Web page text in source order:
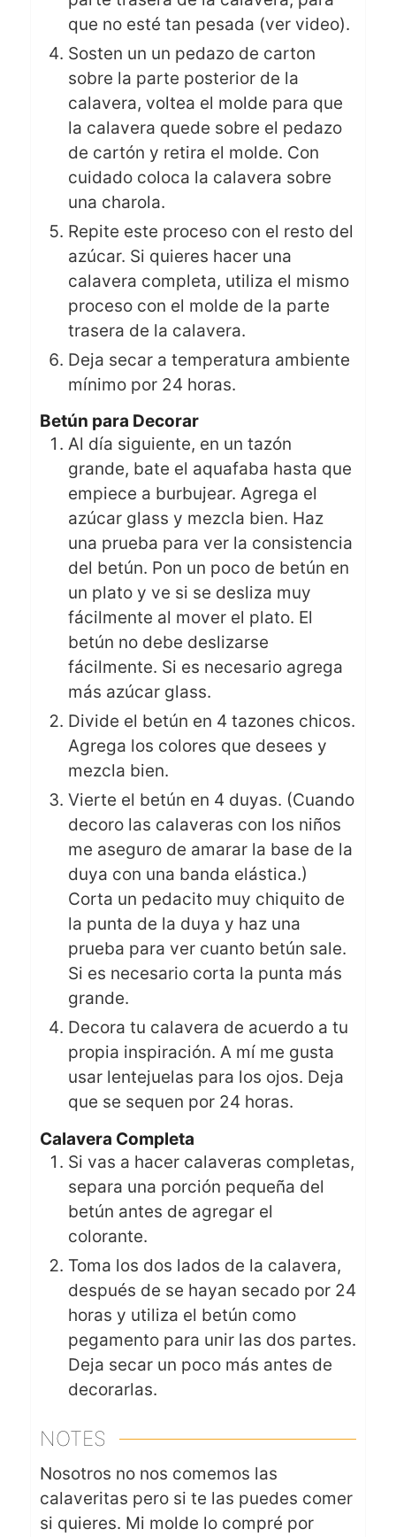
que no esté tan pesada (ver video).
Sosten un un pedazo de carton
sobre la parte posterior de la
calavera, voltea el molde para que
la calavera quede sobre el pedazo
de cartón y retira el molde. Con
cuidado coloca la calavera sobre
una charola.
Repite este proceso con el resto del
azúcar. Si quieres hacer una
calavera completa, utiliza el mismo
proceso con el molde de la parte
trasera de la calavera.
Deja secar a temperatura ambiente
mínimo por 24 horas.
Betún para Decorar
Al día siguiente, en un tazón
grande, bate el aquafaba hasta que
empiece a burbujear. Agrega el
azúcar glass y mezcla bien. Haz
una prueba para ver la consistencia
del betún. Pon un poco de betún en
un plato y ve si se desliza muy
fácilmente al mover el plato. El
betún no debe deslizarse
fácilmente. Si es necesario agrega
más azúcar glass.
Divide el betún en 4 tazones chicos.
Agrega los colores que desees y
mezcla bien.
Vierte el betún en 4 duyas. (Cuando
decoro las calaveras con los niños
me aseguro de amarar la base de la
duya con una banda elástica.)
Corta un pedacito muy chiquito de
la punta de la duya y haz una
prueba para ver cuanto betún sale.
Si es necesario corta la punta más
grande.
Decora tu calavera de acuerdo a tu
propia inspiración. A mí me gusta
usar lentejuelas para los ojos. Deja
que se sequen por 24 horas.
Calavera Completa
Si vas a hacer calaveras completas,
separa una porción pequeña del
betún antes de agregar el
colorante.
Toma los dos lados de la calavera,
después de se hayan secado por 24
horas y utiliza el betún como
pegamento para unir las dos partes.
Deja secar un poco más antes de
decorarlas.
NOTES
Nosotros no nos comemos las
calaveritas pero si te las puedes comer
si quieres. Mi molde lo compré por